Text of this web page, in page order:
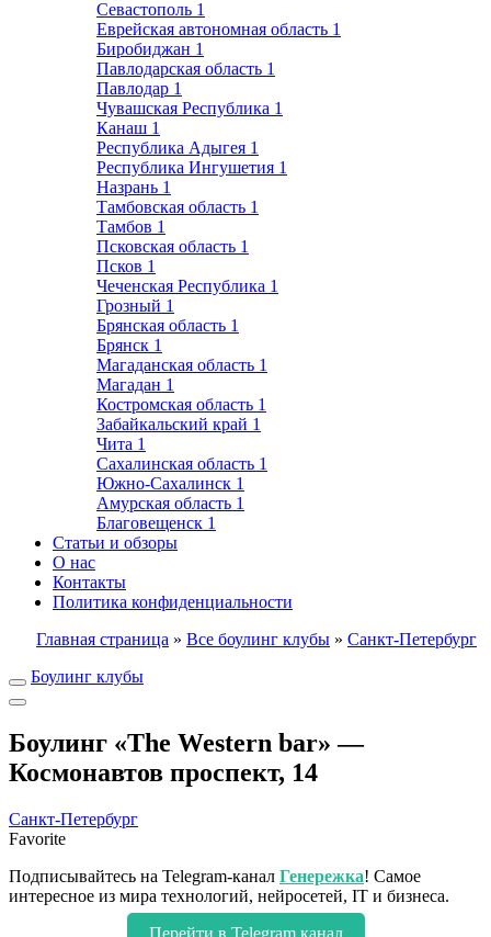
Севастополь 1
Еврейская автономная область 1
Биробиджан 1
Павлодарская область 1
Павлодар 1
Чувашская Республика 1
Канаш 1
Республика Адыгея 1
Республика Ингушетия 1
Назрань 1
Тамбовская область 1
Тамбов 1
Псковская область 1
Псков 1
Чеченская Республика 1
Грозный 1
Брянская область 1
Брянск 1
Магаданская область 1
Магадан 1
Костромская область 1
Забайкальский край 1
Чита 1
Сахалинская область 1
Южно-Сахалинск 1
Амурская область 1
Благовещенск 1
Статьи и обзоры
О нас
Контакты
Политика конфиденциальности
Главная страница » Все боулинг клубы » Санкт-Петербург
Боулинг клубы
Боулинг «The Western bar» —
Космонавтов проспект, 14
Санкт-Петербург
Favorite
Подписывайтесь на Telegram-канал Генережка! Самое
интересное из мира технологий, нейросетей, IT и бизнеса.
Перейти в Telegram канал